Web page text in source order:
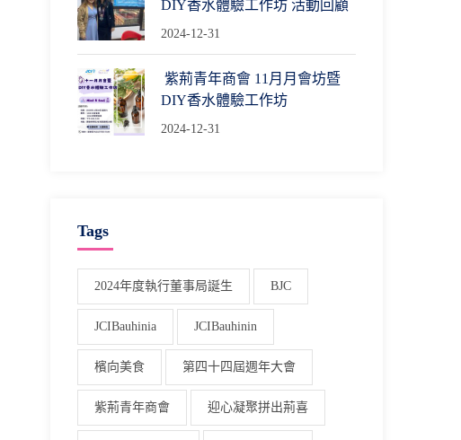
DIY香水體驗工作坊 活動回顧
2024-12-31
紫荊青年商會 11月月會坊暨
DIY香水體驗工作坊
2024-12-31
Tags
2024年度執行董事局誕生 BJC
JCIBauhinia JCIBauhinin
檳向美食 第四十四屆週年大會
紫荊青年商會 迎心凝聚拼出荊喜